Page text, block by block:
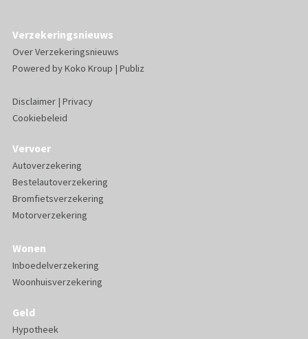
Verzekeringsnieuws
Over Verzekeringsnieuws
Powered byKoko Kroup | Publiz
Disclaimer| Privacy
Cookiebeleid
Vervoer
Autoverzekering
Bestelautoverzekering
Bromfietsverzekering
Motorverzekering
Wonen
Inboedelverzekering
Woonhuisverzekering
Geld
Hypotheek